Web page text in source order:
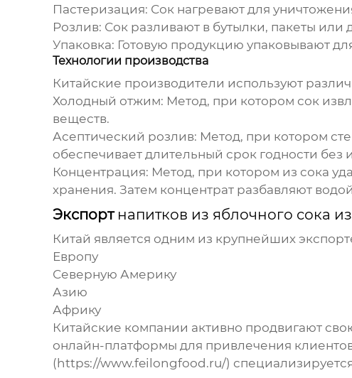
Пастеризация: Сок нагревают для
Розлив: Сок разливают в бутылки, пакеты или
Упаковка: Готовую продукцию упаковывают
Технологии производства
Китайские производители используют
Холодный отжим: Метод, при котором сок
веществ.
Асептический розлив: Метод, при котором
обеспечивает длительный срок годности без
Концентрация: Метод, при котором из сока
хранения. Затем концентрат разбавляют
Экспорт напитков из яблочного сока
Китай является одним из крупнейших
Европу
Северную Америку
Азию
Африку
Китайские компании активно продвигают
онлайн-платформы для привлечения
( https://www.feilongfood.ru/)